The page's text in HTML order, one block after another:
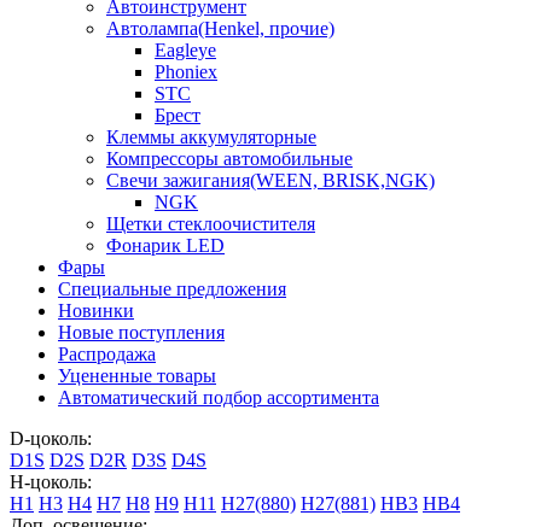
Автоинструмент
Автолампа(Henkel, прочие)
Eagleye
Phoniex
STC
Брест
Клеммы аккумуляторные
Компрессоры автомобильные
Свечи зажигания(WEEN, BRISK,NGK)
NGK
Щетки стеклоочистителя
Фонарик LED
Фары
Специальные предложения
Новинки
Новые поступления
Распродажа
Уцененные товары
Автоматический подбор ассортимента
D-цоколь:
D1S D2S D2R D3S D4S
H-цоколь:
H1 H3 H4 H7 H8 H9 H11 H27(880) H27(881) HB3 HB4